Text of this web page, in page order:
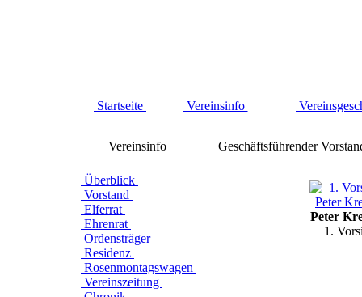
Startseite Vereinsinfo
Vereinsinfo
Überblick
Vorstand
Elferrat
Ehrenrat
Ordensträger
Residenz
Rosenmontagswagen
Vereinszeitung
Geschäftsführender
Peter
1.